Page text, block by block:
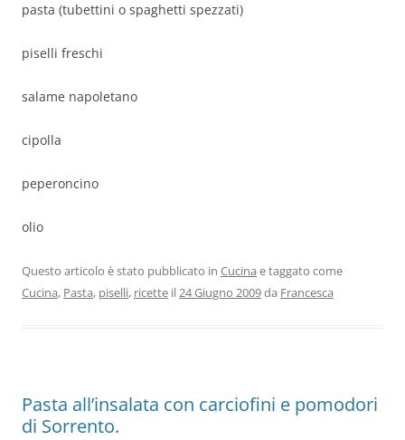
pasta (tubettini o spaghetti spezzati)
piselli freschi
salame napoletano
cipolla
peperoncino
olio
Questo articolo è stato pubblicato in Cucina e taggato come
Cucina, Pasta, piselli, ricette il24 Giugno 2009da Francesca
Pasta all’insalata con carciofini e pomodori
di Sorrento.